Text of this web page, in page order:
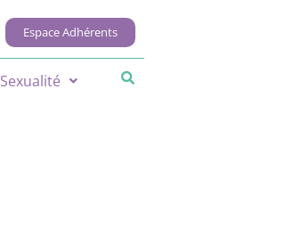
Espace Adhérents
Sexualité